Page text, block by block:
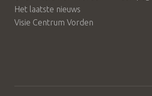
Het laatste nieuws
Visie Centrum Vorden